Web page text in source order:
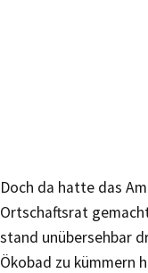
Doch da hatte das
Ortschaftsrat
stand unübersehbar
Ökobad zu kümmern